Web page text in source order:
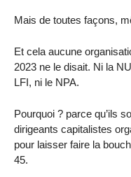
Mais de toutes façons,
Et cela aucune
2023 ne le disait. Ni la
LFI, ni le NPA.
Pourquoi ? parce qu’ils
dirigeants capitalistes
pour laisser faire la
45.